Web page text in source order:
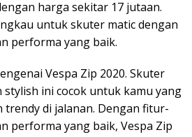
harga sekitar 17 jutaan.
untuk skuter matic dengan
performa yang baik.
Vespa Zip 2020. Skuter
stylish ini cocok untuk kamu yang
trendy di jalanan. Dengan fitur-
performa yang baik, Vespa Zip